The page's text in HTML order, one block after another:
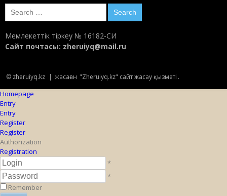
Search
for:
Мемлекеттік тіркеу № 16182-СИ
Сайт почтасы: zheruiyq@mail.ru
© zheruiyq.kz | жасаған "Zheruiyq.kz" сайт жасау қызметі .
Homepage
Entry
Entry
Register
Register
Authorization
Registration
*
*
Remember